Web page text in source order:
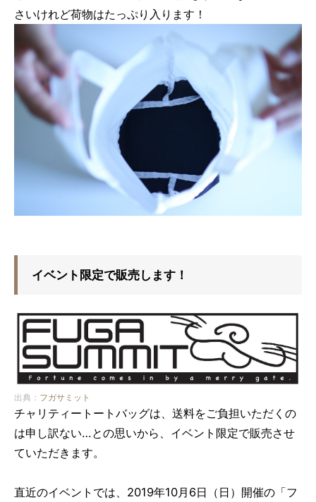
さいけれど荷物はたっぷり入ります！
イベント限定で販売します！
出典： フガサミット
チャリティートートバッグは、送料をご負担いただくの
は申し訳ない…との思いから、イベント限定で販売させ
ていただきます。
直近のイベントでは、2019年10月6日（日）開催の「フ